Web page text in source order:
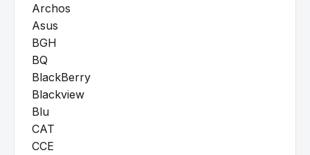
Archos
Asus
BGH
BQ
BlackBerry
Blackview
Blu
CAT
CCE